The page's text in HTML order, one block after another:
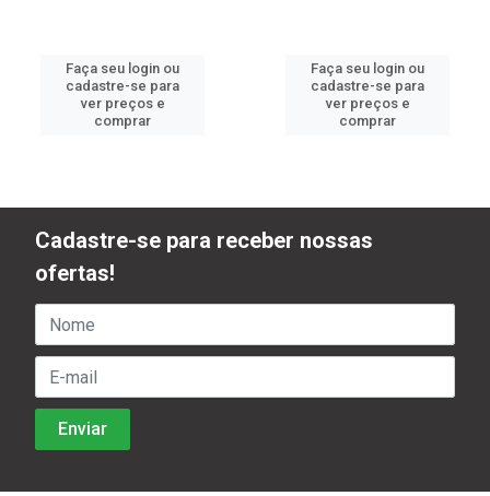
Faça seu login ou
cadastre-se para
ver preços e
comprar
Faça seu login ou
cadastre-se para
ver preços e
comprar
Cadastre-se para receber nossas
ofertas!